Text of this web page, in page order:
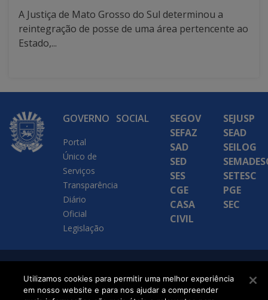
A Justiça de Mato Grosso do Sul determinou a
reintegração de posse de uma área pertencente ao
Estado,...
GOVERNO
Portal
Único de
Serviços
Transparência
Diário
Oficial
Legislação
SOCIAL
SEGOV
SEFAZ
SAD
SED
SES
CGE
CASA
CIVIL
SEJUSP
SEAD
SEILOG
SETESC
PGE
SEC
SETDIG | Secretaria-
Executiva de
Utilizamos cookies para permitir uma melhor experiência
em nosso website e para nos ajudar a compreender